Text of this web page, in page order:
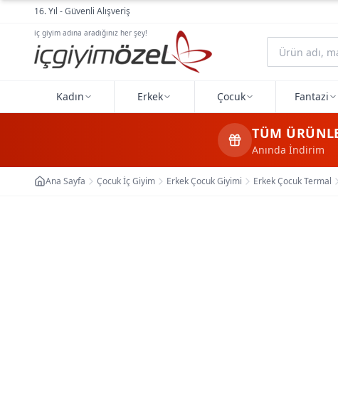
Ana içeriğe geç16. Yıl - Güvenli Alışveriş
iç giyim adına aradığınız her şey!
Kadın Erkek Çocuk Fantazi
TÜM
Anında İndirim
Ana Sayfa Çocuk İç Giyim Erkek Çocuk Giyimi Erkek Çocuk Termal